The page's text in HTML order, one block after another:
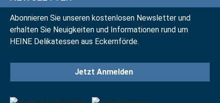
Abonnieren Sie unseren kostenlosen Newsletter und
erhalten Sie Neuigkeiten und Informationen rund um
HEINE Delikatessen aus Eckernförde.
Jetzt Anmelden